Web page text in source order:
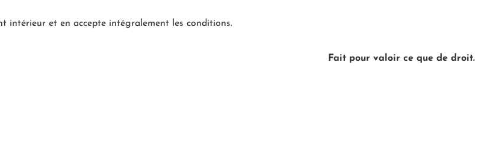
intérieur et en accepte intégralement les conditions.
Fait pour valoir ce que de droit.